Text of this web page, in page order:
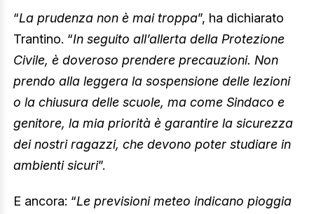
“La prudenza non è mai troppa”, ha dichiarato
Trantino. “In seguito all’allerta della Protezione
Civile, è doveroso prendere precauzioni. Non
prendo alla leggera la sospensione delle lezioni
o la chiusura delle scuole, ma come Sindaco e
genitore, la mia priorità è garantire la sicurezza
dei nostri ragazzi, che devono poter studiare in
ambienti sicuri”.
E ancora: “Le previsioni meteo indicano pioggia